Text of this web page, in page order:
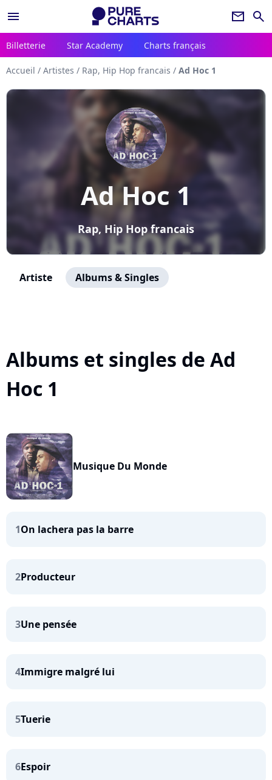
menu newsletter search
Billetterie Star Academy Charts français
Accueil / Artistes / Rap, Hip Hop francais / Ad Hoc 1
Ad Hoc 1
Rap, Hip Hop francais
Artiste Albums & Singles
Albums et singles de Ad
Hoc 1
Musique Du Monde
1On lachera pas la barre
2Producteur
3Une pensée
4Immigre malgré lui
5Tuerie
6Espoir